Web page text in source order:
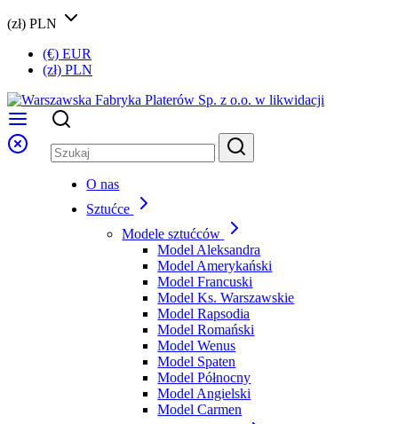
(zł) PLN
(€) EUR
(zł) PLN
O nas
Sztućce
Modele sztućców
Model Aleksandra
Model Amerykański
Model Francuski
Model Ks. Warszawskie
Model Rapsodia
Model Romański
Model Wenus
Model Spaten
Model Północny
Model Angielski
Model Carmen